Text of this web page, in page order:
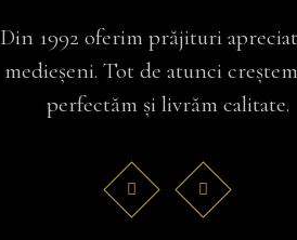
Din 1992 oferim prăjituri
medieșeni. Tot de atunci
perfectăm și livrăm calitate.